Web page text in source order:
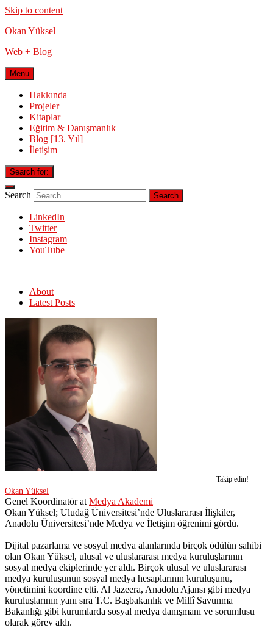
Skip to content
Okan Yüksel
Web + Blog
Menu
Hakkında
Projeler
Kitaplar
Eğitim & Danışmanlık
Blog [13. Yıl]
İletişim
Search for:
Search
LinkedIn
Twitter
Instagram
YouTube
About
Latest Posts
Takip edin!
Okan Yüksel
Genel Koordinatörat Medya Akademi
Okan Yüksel; Uludağ Üniversitesi’nde Uluslararası İlişkiler,
Anadolu Üniversitesi’nde Medya ve İletişim öğrenimi gördü.
Dijital pazarlama ve sosyal medya alanlarında birçok ödülün sahibi
olan Okan Yüksel, ulusal ve uluslararası medya kuruluşlarının
sosyal medya ekiplerinde yer aldı. Birçok ulusal ve uluslararası
medya kuruluşunun sosyal medya hesaplarının kuruluşunu,
yönetimini koordine etti. Al Jazeera, Anadolu Ajansı gibi medya
kuruluşlarının yanı sıra T.C. Başbakanlık ve Millî Savunma
Bakanlığı gibi kurumlarda sosyal medya danışmanı ve sorumlusu
olarak görev aldı.